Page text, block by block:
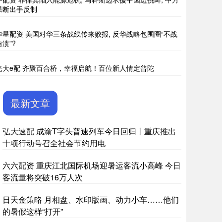
断出手反制
星配资 美国对华三条战线传来败报, 反华战略包围圈“不战
溃”?
大e配 齐聚百合桥，幸福启航！百位新人情定普陀
最新文章
弘大速配 成渝T字头普速列车今日回归丨重庆推出
十项行动号召全社会节约用电
六六配资 重庆江北国际机场迎暑运客流小高峰 今日
客流量将突破16万人次
日天金策略 月相盘、水印版画、动力小车……他们
的暑假这样“打开”